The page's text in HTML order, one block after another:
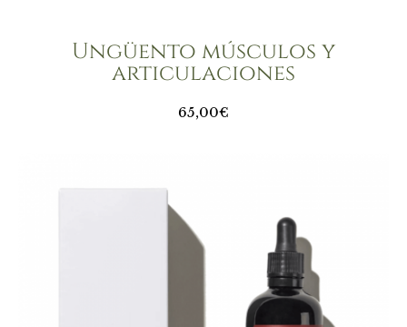
Ungüento músculos y
articulaciones
65,00€